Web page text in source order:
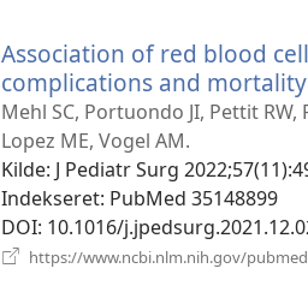
Association of red blood
complications and
Mehl SC, Portuondo JI, Pettit RW,
Lopez ME, Vogel AM.
Kilde‎: J Pediatr Surg
Indekseret‎: PubMed 35148899
DOI‎: 10.1016/
https://www.ncbi.nlm.nih.gov/